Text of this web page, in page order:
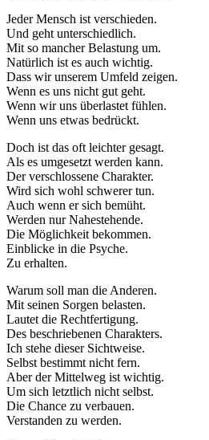
Jeder Mensch ist verschieden.
Und geht unterschiedlich.
Mit so mancher Belastung um.
Natürlich ist es auch wichtig.
Dass wir unserem Umfeld zeigen.
Wenn es uns nicht gut geht.
Wenn wir uns überlastet fühlen.
Wenn uns etwas bedrückt.
Doch ist das oft leichter gesagt.
Als es umgesetzt werden kann.
Der verschlossene Charakter.
Wird sich wohl schwerer tun.
Auch wenn er sich bemüht.
Werden nur Nahestehende.
Die Möglichkeit bekommen.
Einblicke in die Psyche.
Zu erhalten.
Warum soll man die Anderen.
Mit seinen Sorgen belasten.
Lautet die Rechtfertigung.
Des beschriebenen Charakters.
Ich stehe dieser Sichtweise.
Selbst bestimmt nicht fern.
Aber der Mittelweg ist wichtig.
Um sich letztlich nicht selbst.
Die Chance zu verbauen.
Verstanden zu werden.